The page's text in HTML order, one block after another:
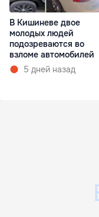
В Кишиневе двое
молодых людей
подозреваются во
взломе автомобилей
5 дней назад